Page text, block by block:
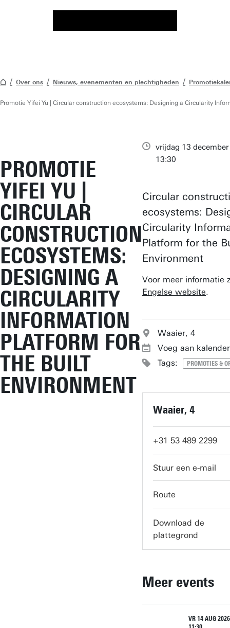
Over ons Nieuws, evenementen en plechtigheden
Promotie Yifei Yu | Circular construction ecosystems: Designing a Circularity
PROMOTIE
YIFEI YU |
CIRCULAR
CONSTRUCTION
ECOSYSTEMS:
DESIGNING A
CIRCULARITY
INFORMATION
PLATFORM FOR
THE BUILT
ENVIRONMENT
vrijdag 13
13:30
Circular
ecosystems:
Circularity
Platform for the
Environment
Voor meer informatie
Engelse website.
Waaier, 4
Voeg aan
Tags:
PROMOTIES &
Waaier, 4
+31 53 489 2299
servicedesk-
Route
Download de
plattegrond
Meer events
VR 14 AUG